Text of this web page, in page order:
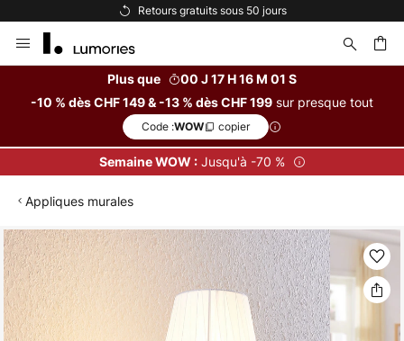
Retours gratuits sous 50 jours
Allez
au
Plus que
00 J 17 H 16 M 01 S
-10 % dès CHF 149 & -13 % dès CHF 199 sur presque tout
Code :WOW copier
Semaine WOW :Jusqu'à -70 %
Appliques murales
Skip
to
the
end
of